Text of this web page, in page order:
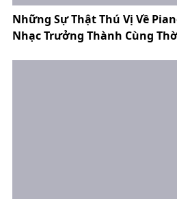
Những Sự Thật Thú Vị Về
Nhạc Trưởng Thành Cùng